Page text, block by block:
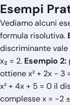
Esempi
Vediamo alcuni
formula risolutiva.
discriminante vale
x₂ = 2. Esempio 2:
ottiene x² + 2x − 3
x² + 4x + 5 = 0 il
complesse x = −2